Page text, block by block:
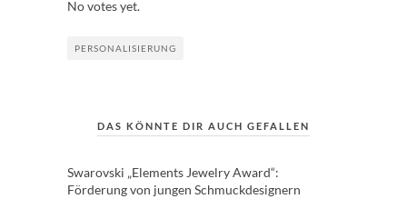
No votes yet.
PERSONALISIERUNG
DAS KÖNNTE DIR AUCH GEFALLEN
Swarovski „Elements Jewelry Award“:
Förderung von jungen Schmuckdesignern